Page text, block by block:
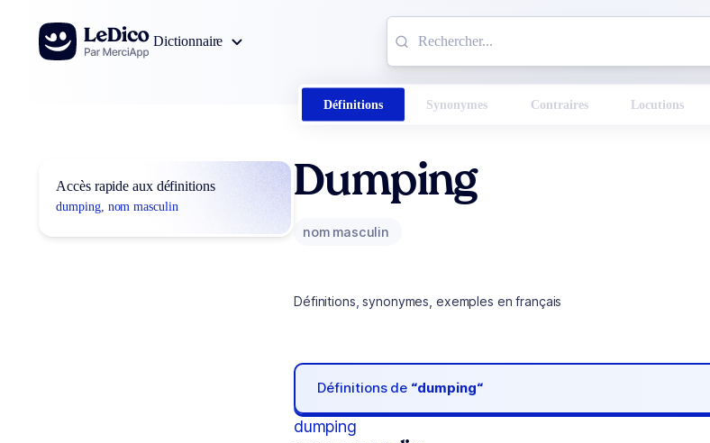
Aller au contenu
Dictionnaire
Définitions Synonymes Contraires Locutions
Accès rapide aux définitions
dumping, nom masculin
Dumping
nom masculin
Définitions, synonymes, exemples en français
Définitions de “dumping“
dumping